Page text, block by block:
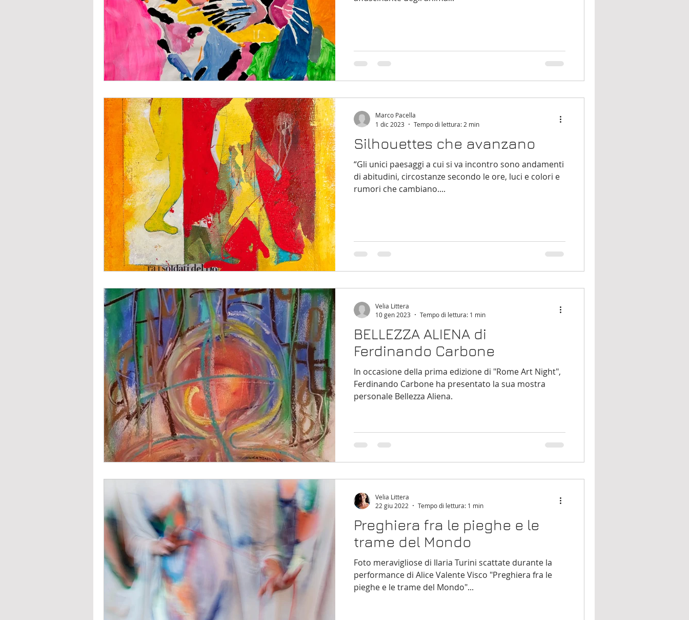
Silhouettes che avanzano
“Gli unici paesaggi a cui si va incontro sono andamenti
di abitudini, circostanze secondo le ore, luci e colori e
rumori che cambiano....
Marco Pacella
1 dic 2023
Tempo di lettura: 2 min
BELLEZZA ALIENA di
Ferdinando Carbone
In occasione della prima edizione di "Rome Art Night",
Ferdinando Carbone ha presentato la sua mostra
personale Bellezza Aliena.
Velia Littera
10 gen 2023
Tempo di lettura: 1 min
Preghiera fra le pieghe e le
trame del Mondo
Foto meravigliose di Ilaria Turini scattate durante la
performance di Alice Valente Visco "Preghiera fra le
pieghe e le trame del Mondo"...
Velia Littera
22 giu 2022
Tempo di lettura: 1 min